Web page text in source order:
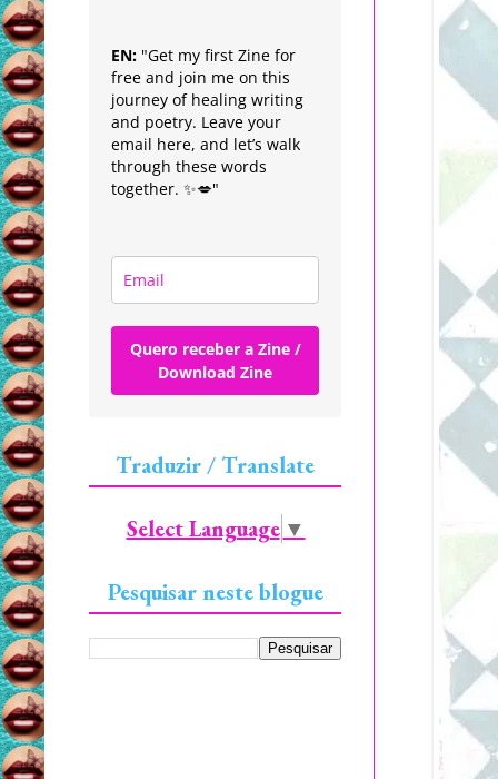
EN: "Get my first Zine for
free and join me on this
journey of healing writing
and poetry. Leave your
email here, and let’s walk
through these words
together. ✨💋"
Quero receber a Zine /
Download Zine
Traduzir / Translate
Select Language ▼
Pesquisar neste blogue